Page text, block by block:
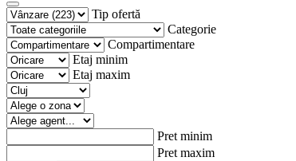
Tip ofertă
Categorie
Compartimentare
Etaj minim
Etaj maxim
Pret minim
Pret maxim